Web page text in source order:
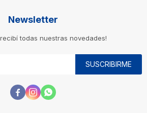
Newsletter
todas nuestras novedades!
SUSCRIBIRME
  